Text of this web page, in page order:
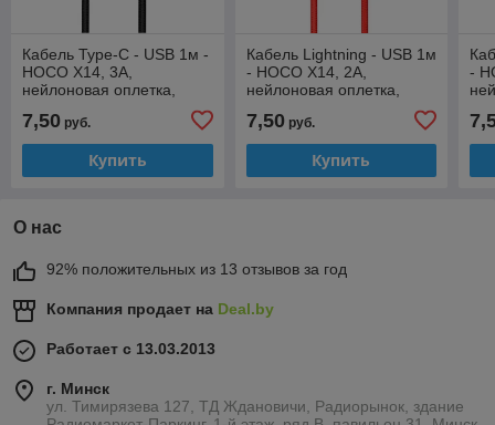
Кабель Type-C - USB 1м -
HOCO X14, 3A,
нейлоновая оплетка,
7,50 руб.
Купить
Кабель Lightning - USB 1м
- HOCO X14, 2A,
нейлоновая оплетка,
7,50руб.
Купить
-
О нас
92% положительных из 13 отзывов за год
Компания продает на Deal.by
Работает с 13.03.2013
г. Минск
ул. Тимирязева 127, ТД Ждановичи, Радиорынок, здание